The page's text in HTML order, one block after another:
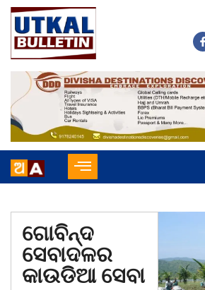
ଗୋବିନ୍ଦ
ସେବାଦଳର
କାଉଡିଆ ସେବା